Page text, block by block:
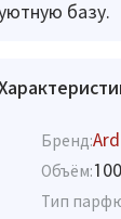
базу.
Бренд:
Объём:
Тип